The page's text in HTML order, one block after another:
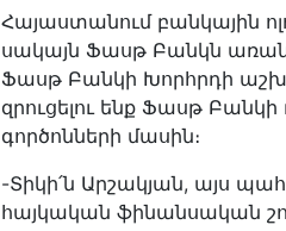
Հայաստանում բանկային
սակայն Ֆասթ Բանկն
Ֆասթ Բանկի Խորհրդի
զրուցելու ենք Ֆասթ
գործոնների մասին։
-Տիկի՛ն Արշակյան, այս
հայկական ֆինանսական